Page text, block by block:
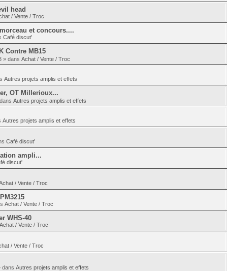
head
/ Vente / Troc
et concours....
Café discut'
Contre MB15
» dans Achat / Vente / Troc
Autres projets amplis et effets
OT Millerioux...
Autres projets amplis et effets
Autres projets amplis et effets
Café discut'
ampli...
discut'
/ Vente / Troc
Achat / Vente / Troc
WHS-40
Achat / Vente / Troc
/ Vente / Troc
dans Autres projets amplis et effets